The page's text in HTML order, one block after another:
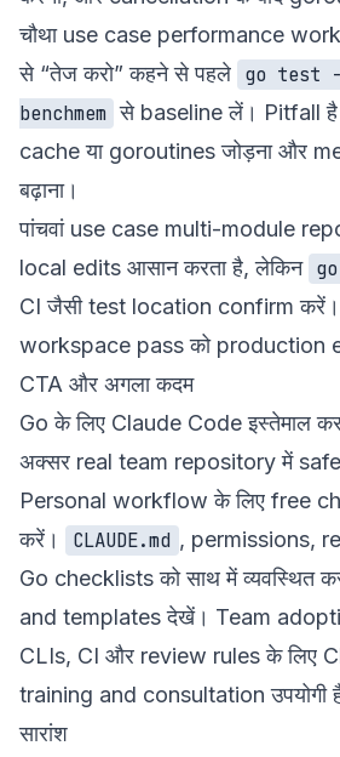
चौथा use case performance
से “तेज करो” कहने से पहले go test
benchmem से baseline लें। Pitfall है
cache या goroutines जोड़ना और
बढ़ाना।
पांचवां use case multi-module
local edits आसान करता है, लेकिन
CI जैसी test location confirm
workspace pass को production
CTA और अगला कदम
Go के लिए Claude Code इस्तेमाल
अक्सर real team repository में
Personal workflow के लिए free
करें।
CLAUDE.md , permissions,
Go checklists को साथ में व्यवस्थित
and templatesदेखें। Team
CLIs, CI और review rules के लिए
training and consultation उपयोगी
सारांश